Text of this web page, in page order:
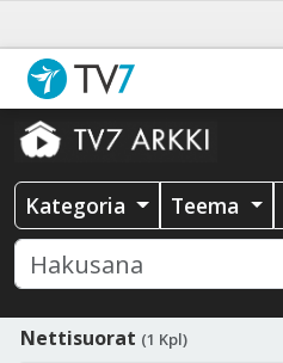
Kategoria Teema
Nettisuorat (1 Kpl)